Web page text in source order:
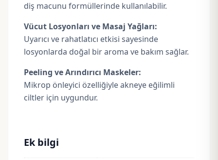
diş macunu formüllerinde kullanılabilir.
Vücut Losyonları ve Masaj Yağları:
Uyarıcı ve rahatlatıcı etkisi sayesinde
losyonlarda doğal bir aroma ve bakım sağlar.
Peeling ve Arındırıcı Maskeler:
Mikrop önleyici özelliğiyle akneye eğilimli
ciltler için uygundur.
Ek bilgi